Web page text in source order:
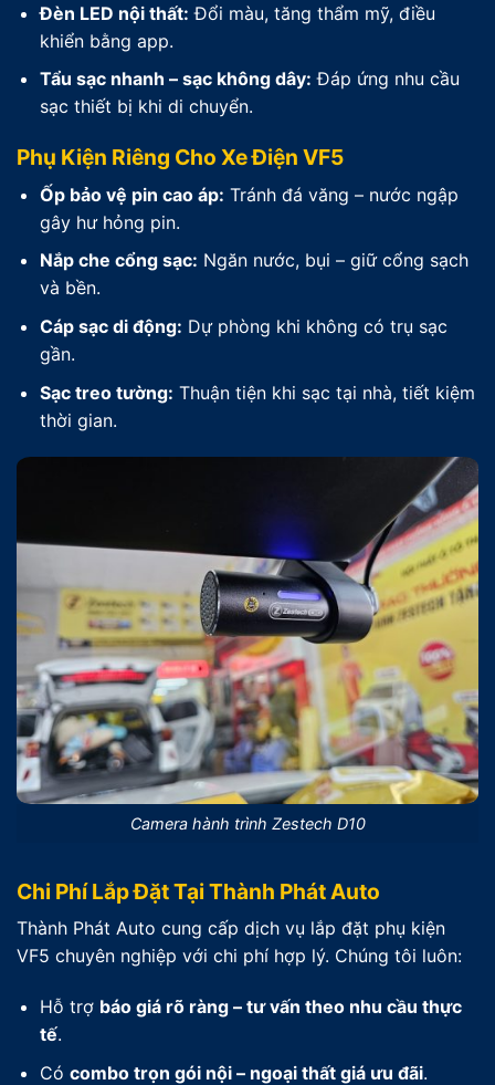
Đèn LED nội thất: Đổi màu, tăng thẩm mỹ, điều
khiển bằng app.
Tẩu sạc nhanh – sạc không dây: Đáp ứng nhu cầu
sạc thiết bị khi di chuyển.
Phụ Kiện Riêng Cho Xe Điện VF5
Ốp bảo vệ pin cao áp: Tránh đá văng – nước ngập
gây hư hỏng pin.
Nắp che cổng sạc: Ngăn nước, bụi – giữ cổng sạch
và bền.
Cáp sạc di động: Dự phòng khi không có trụ sạc
gần.
Sạc treo tường: Thuận tiện khi sạc tại nhà, tiết kiệm
thời gian.
Camera hành trình Zestech D10
Chi Phí Lắp Đặt Tại Thành Phát Auto
Thành Phát Auto cung cấp dịch vụ lắp đặt phụ kiện
VF5 chuyên nghiệp với chi phí hợp lý. Chúng tôi luôn:
Hỗ trợ báo giá rõ ràng – tư vấn theo nhu cầu thực
tế.
Có combo trọn gói nội – ngoại thất giá ưu đãi.